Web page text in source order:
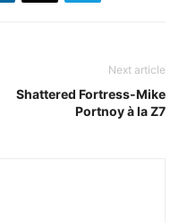
Next article
Shattered Fortress-Mike
Portnoy à la Z7